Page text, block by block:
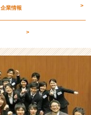
企業情報 >
>